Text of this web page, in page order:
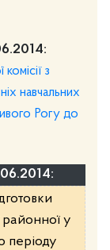
з
навчальних
Рогу до
районної у
періоду